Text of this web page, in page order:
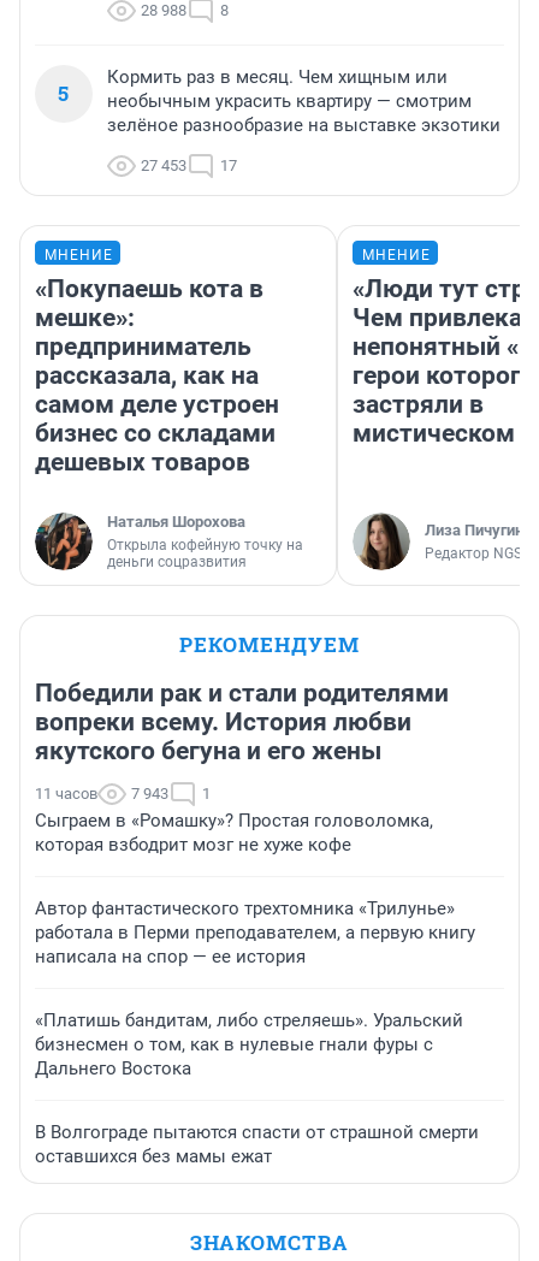
28 988 8
5
Кормить раз в месяц. Чем хищным или
необычным украсить квартиру — смотрим
зелёное разнообразие на выставке экзотики
27 453 17
МНЕНИЕ
«Покупаешь кота в
мешке»:
предприниматель
рассказала, как на
самом деле устроен
бизнес со складами
дешевых товаров
Наталья Шорохова
Открыла кофейную точку на
деньги соцразвития
МНЕНИЕ
«Люди тут
Чем
непонятный
герои которого
застряли в
мистическом
Лиза Пичугина
Редактор
РЕКОМЕНДУЕМ
Победили рак и стали родителями
вопреки всему. История любви
якутского бегуна и его жены
11 часов 7 943 1
Сыграем в «Ромашку»? Простая головоломка,
которая взбодрит мозг не хуже кофе
Автор фантастического трехтомника «Трилунье»
работала в Перми преподавателем, а первую книгу
написала на спор — ее история
«Платишь бандитам, либо стреляешь». Уральский
бизнесмен о том, как в нулевые гнали фуры с
Дальнего Востока
В Волгограде пытаются спасти от страшной смерти
оставшихся без мамы ежат
ЗНАКОМСТВА